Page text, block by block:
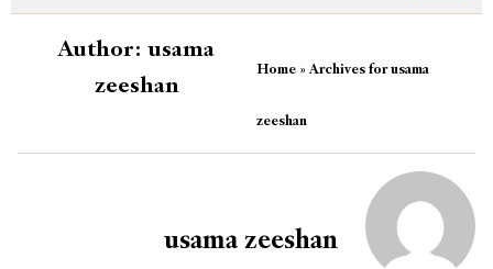
Author:usama
zeeshan Home»Archives for usama
zeeshan
usama zeeshan